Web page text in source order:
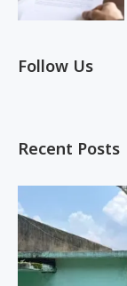
Follow Us
Recent Posts